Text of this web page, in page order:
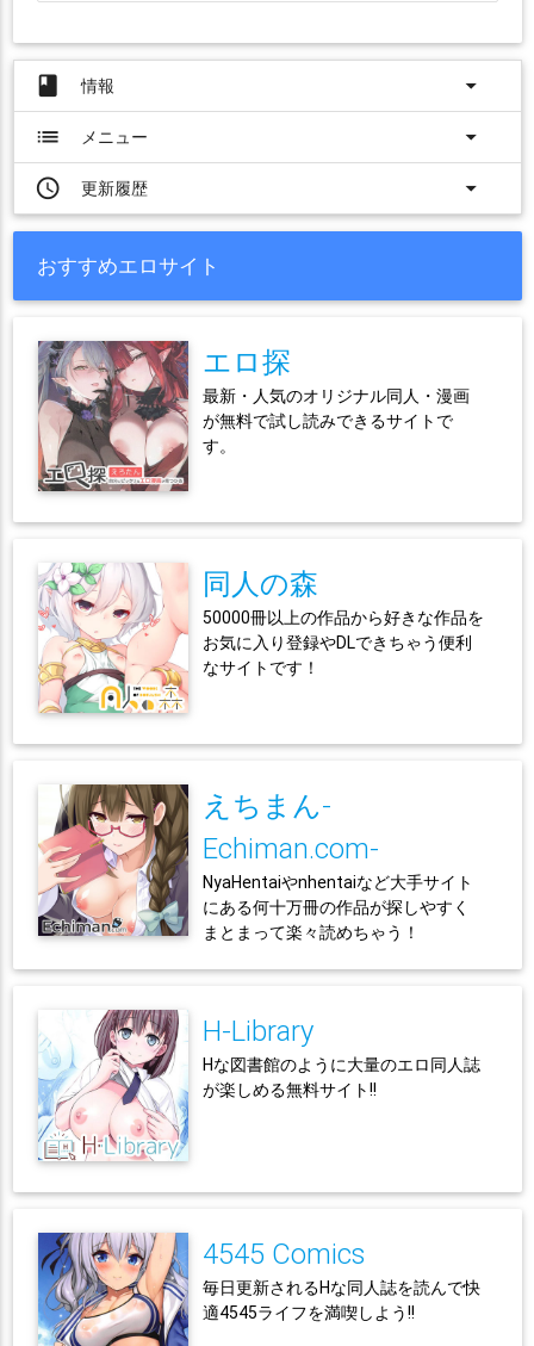
book 情報
arrow_drop_down
list
メニュー
arrow_drop_down
access_time
更新履歴 arrow_drop_down
おすすめエロサイト
エロ探
最新・人気のオリジナル同人・漫画
が無料で試し読みできるサイトで
す。
同人の森
50000冊以上の作品から好きな作品を
お気に入り登録やDLできちゃう便利
なサイトです！
えちまん-
Echiman.com-
NyaHentaiやnhentaiなど大手サイト
にある何十万冊の作品が探しやすく
まとまって楽々読めちゃう！
H-Library
Hな図書館のように大量のエロ同人誌
が楽しめる無料サイト!!
4545 Comics
毎日更新されるHな同人誌を読んで快
適4545ライフを満喫しよう!!